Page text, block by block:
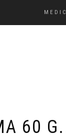
60